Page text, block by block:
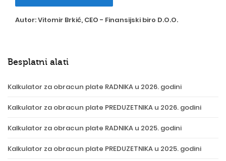
Autor:Vitomir Brkić, CEO - Finansijski biro D.O.O.
Besplatni alati
Kalkulator za obracun plate RADNIKA u 2026. godini
Kalkulator za obracun plate PREDUZETNIKA u 2026. godini
Kalkulator za obracun plate RADNIKA u 2025. godini
Kalkulator za obracun plate PREDUZETNIKA u 2025. godini